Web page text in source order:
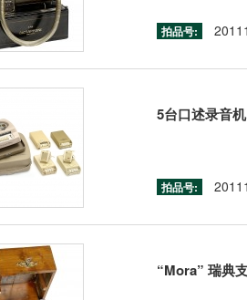
拍品号:
5台口述录音机
拍品号:
“Mora” 瑞典